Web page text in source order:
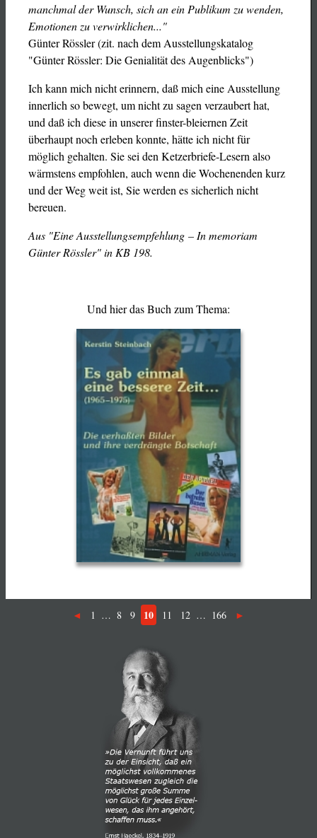
manchmal der Wunsch, sich an ein Publikum zu wenden,
Emotionen zu verwirklichen..."
Günter Rössler (zit. nach dem Ausstellungskatalog
"Günter Rössler: Die Genialität des Augenblicks")
Ich kann mich nicht erinnern, daß mich eine Ausstellung
innerlich so bewegt, um nicht zu sagen verzaubert hat,
und daß ich diese in unserer finster-bleiernen Zeit
überhaupt noch erleben konnte, hätte ich nicht für
möglich gehalten. Sie sei den Ketzerbriefe-Lesern also
wärmstens empfohlen, auch wenn die Wochenenden kurz
und der Weg weit ist, Sie werden es sicherlich nicht
bereuen.
Aus "Eine Ausstellungsempfehlung – In memoriam
Günter Rössler" in KB 198.
Und hier das Buch zum Thema:
1 … 8 9 10 11 12 … 166